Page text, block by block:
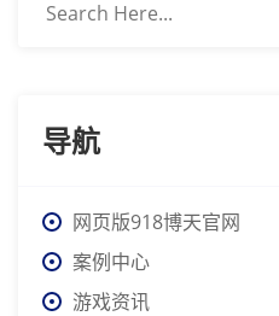
导航
网页版918博天官网
案例中心
游戏资讯